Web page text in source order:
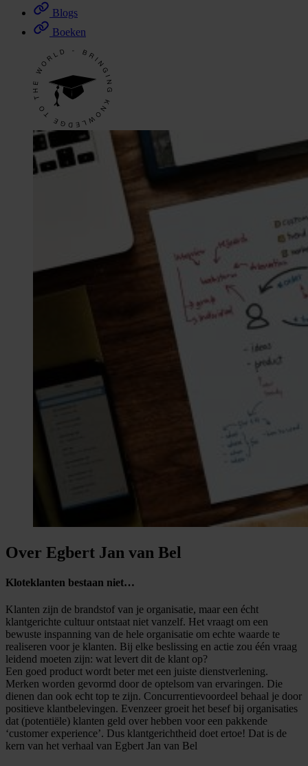
Blogs
Boeken
Over Egbert Jan van Bel
Kloteklanten bestaan niet…
Klanten zijn de brandstof van je organisatie, maar een écht
klantgerichte cultuur ontstaat niet vanzelf. Het vraagt om een
bewuste inspanning van de hele organisatie om echte waarde te
realiseren voor je klanten. Bij elke beslissing en actie zou één vraag
leidend moeten zijn: wat levert dit de klant op?
Een goed product wordt beter met een juiste dienstverlening.
Merken worden gevormd door de optelsom van ervaringen. Die
dienen dan ook echt top te zijn. Concurrentievoordeel behaal je door
positieve klantbelevingen. Evenzeer groeit het besef bij organisaties
dat (potentiële) klanten geld over hebben voor een pakkende
‘customer experience’. Dus klantgerichtheid doet ertoe! Dat is de
kern van het verhaal van Egbert Jan van Bel